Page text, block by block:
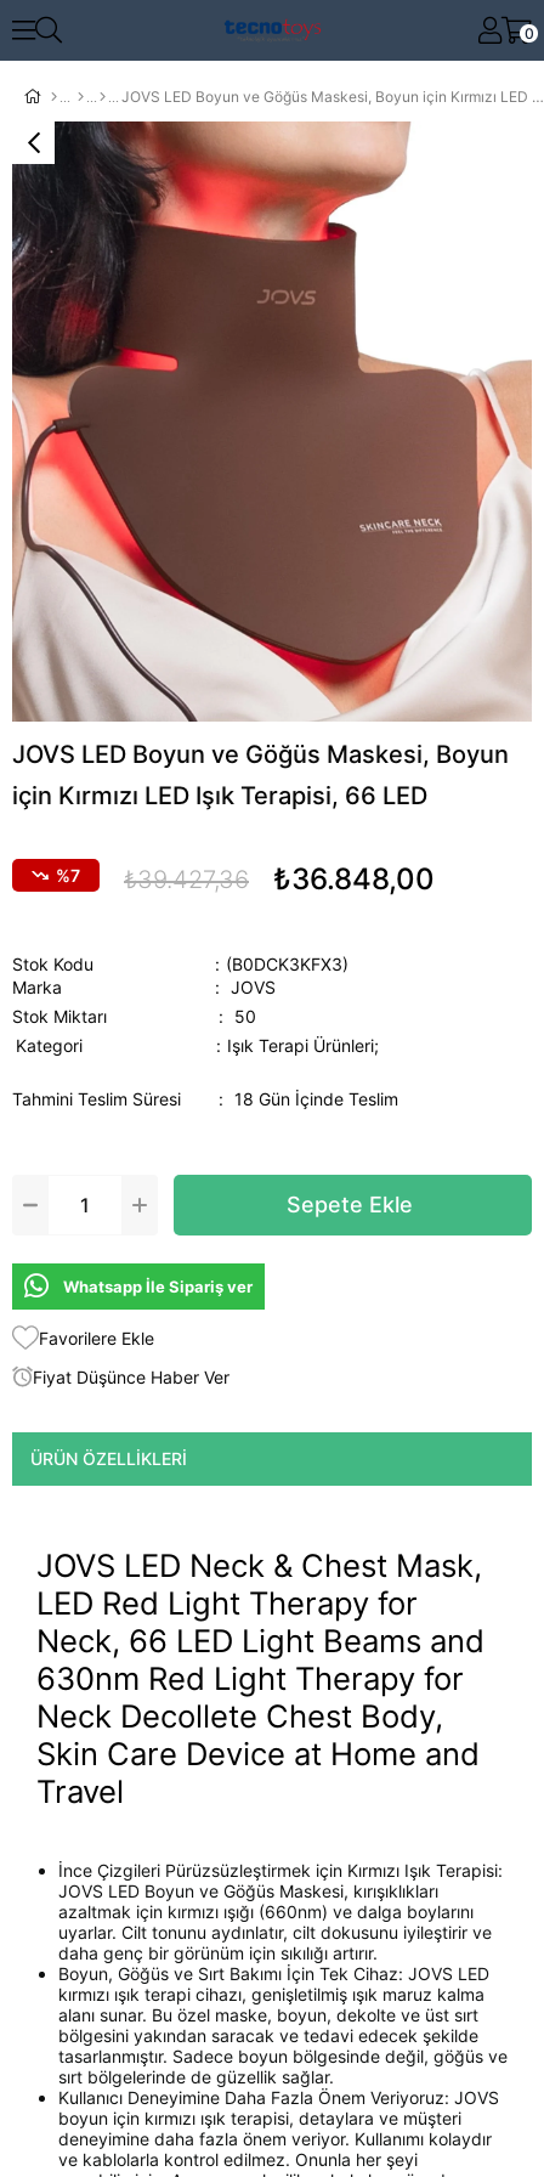
0
JOVS LED Boyun ve Göğüs Maskesi, Boyun için Kırmızı LED Işık Terapisi, 66 LED
JOVS LED Boyun ve Göğüs Maskesi, Boyun
için Kırmızı LED Işık Terapisi, 66 LED
7 ₺39.427,36 ₺36.848,00
Stok Kodu
(B0DCK3KFX3)
Marka
: JOVS
Stok Miktarı
:
50
Kategori
Işık Terapi Ürünleri;
Tahmini Teslim Süresi : 18 Gün İçinde Teslim
Whatsapp İle Sipariş ver
Favorilere Ekle
Fiyat Düşünce Haber Ver
ÜRÜN ÖZELLIKLERI
JOVS LED Neck & Chest Mask,
LED Red Light Therapy for
Neck, 66 LED Light Beams and
630nm Red Light Therapy for
Neck Decollete Chest Body,
Skin Care Device at Home and
Travel
İnce Çizgileri Pürüzsüzleştirmek için Kırmızı Işık Terapisi:
JOVS LED Boyun ve Göğüs Maskesi, kırışıklıkları
azaltmak için kırmızı ışığı (660nm) ve dalga boylarını
uyarlar. Cilt tonunu aydınlatır, cilt dokusunu iyileştirir ve
daha genç bir görünüm için sıkılığı artırır.
Boyun, Göğüs ve Sırt Bakımı İçin Tek Cihaz: JOVS LED
kırmızı ışık terapi cihazı, genişletilmiş ışık maruz kalma
alanı sunar. Bu özel maske, boyun, dekolte ve üst sırt
bölgesini yakından saracak ve tedavi edecek şekilde
tasarlanmıştır. Sadece boyun bölgesinde değil, göğüs ve
sırt bölgelerinde de güzellik sağlar.
Kullanıcı Deneyimine Daha Fazla Önem Veriyoruz: JOVS
boyun için kırmızı ışık terapisi, detaylara ve müşteri
deneyimine daha fazla önem veriyor. Kullanımı kolaydır
ve kablolarla kontrol edilmez. Onunla her şeyi